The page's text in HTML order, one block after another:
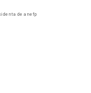
de anefp